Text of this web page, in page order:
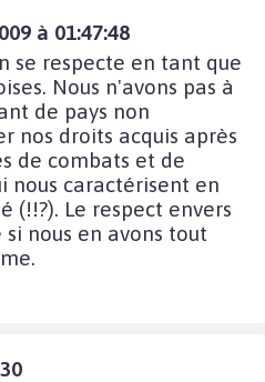
à 01:47:48
se respecte en tant que
Nous n'avons pas à
de pays non
nos droits acquis après
de combats et de
nous caractérisent en
(!!?). Le respect envers
nous en avons tout